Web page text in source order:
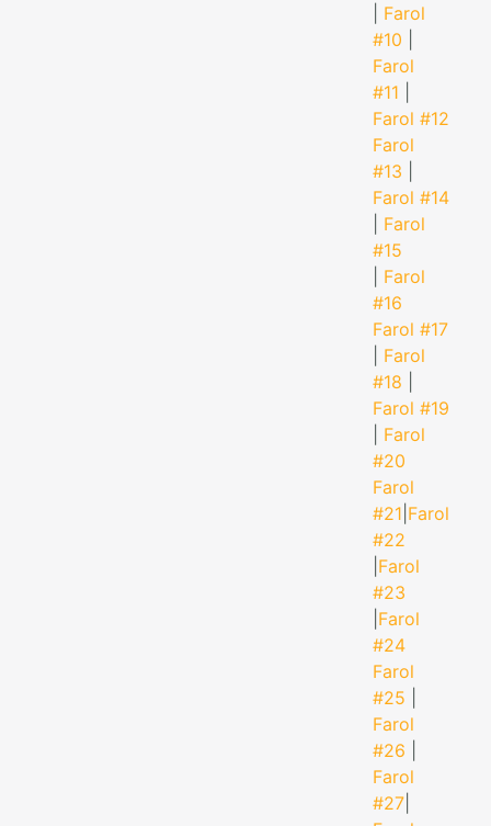
Farol
#10
Farol
#11
Farol #12
Farol
#13
Farol #14
Farol
#15
Farol
#16
Farol #17
Farol
#18
Farol #19
Farol
#20
Farol
#21 Farol
#22
Farol
#23
Farol
#24
Farol
#25
Farol
#26
Farol
#27